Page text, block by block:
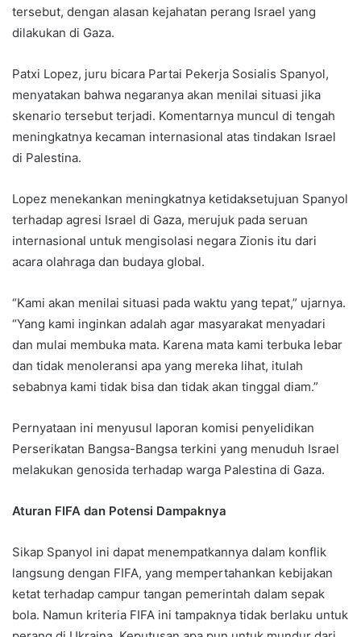
tersebut, dengan alasan kejahatan perang Israel yang
dilakukan di Gaza.
Patxi Lopez, juru bicara Partai Pekerja Sosialis Spanyol,
menyatakan bahwa negaranya akan menilai situasi jika
skenario tersebut terjadi. Komentarnya muncul di tengah
meningkatnya kecaman internasional atas tindakan Israel
di Palestina.
Lopez menekankan meningkatnya ketidaksetujuan Spanyol
terhadap agresi Israel di Gaza, merujuk pada seruan
internasional untuk mengisolasi negara Zionis itu dari
acara olahraga dan budaya global.
“Kami akan menilai situasi pada waktu yang tepat,” ujarnya.
“Yang kami inginkan adalah agar masyarakat menyadari
dan mulai membuka mata. Karena mata kami terbuka lebar
dan tidak menoleransi apa yang mereka lihat, itulah
sebabnya kami tidak bisa dan tidak akan tinggal diam.”
Pernyataan ini menyusul laporan komisi penyelidikan
Perserikatan Bangsa-Bangsa terkini yang menuduh Israel
melakukan genosida terhadap warga Palestina di Gaza.
Aturan FIFA dan Potensi Dampaknya
Sikap Spanyol ini dapat menempatkannya dalam konflik
langsung dengan FIFA, yang mempertahankan kebijakan
ketat terhadap campur tangan pemerintah dalam sepak
bola. Namun kriteria FIFA ini tampaknya tidak berlaku untuk